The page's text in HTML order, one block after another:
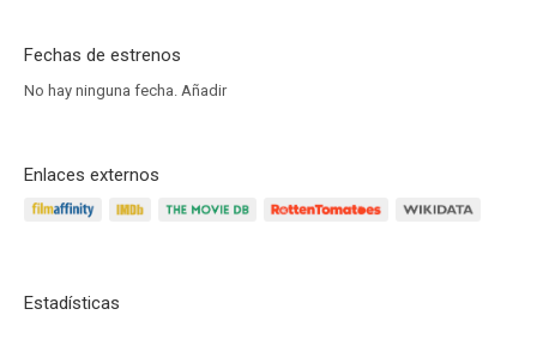
Fechas de estrenos
No hay ninguna fecha. Añadir
Enlaces externos
Estadísticas